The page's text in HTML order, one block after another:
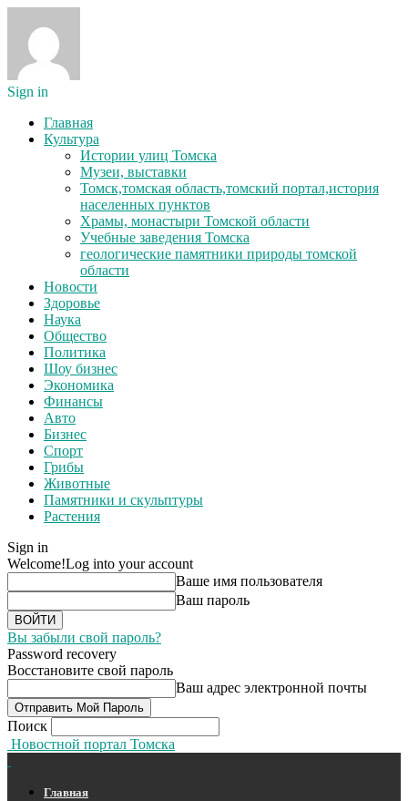
Sign in
Главная
Культура
Истории улиц Томска
Музеи, выставки
Томск,томская область,томский портал,история
населенных пунктов
Храмы, монастыри Томской области
Учебные заведения Томска
геологические памятники природы томской
области
Новости
Здоровье
Наука
Общество
Политика
Шоу бизнес
Экономика
Финансы
Авто
Бизнес
Спорт
Грибы
Животные
Памятники и скульптуры
Растения
Sign in
Welcome!Log into your account
Ваше имя пользователя
Ваш пароль
Вы забыли свой пароль?
Password recovery
Восстановите свой пароль
Ваш адрес электронной почты
Поиск
Новостной портал Томска
Главная